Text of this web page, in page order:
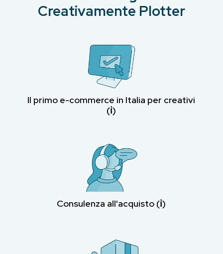
Creativamente Plotter
Il primo e-commerce in Italia per creativi
(ℹ︎)
Consulenza all'acquisto (ℹ︎)